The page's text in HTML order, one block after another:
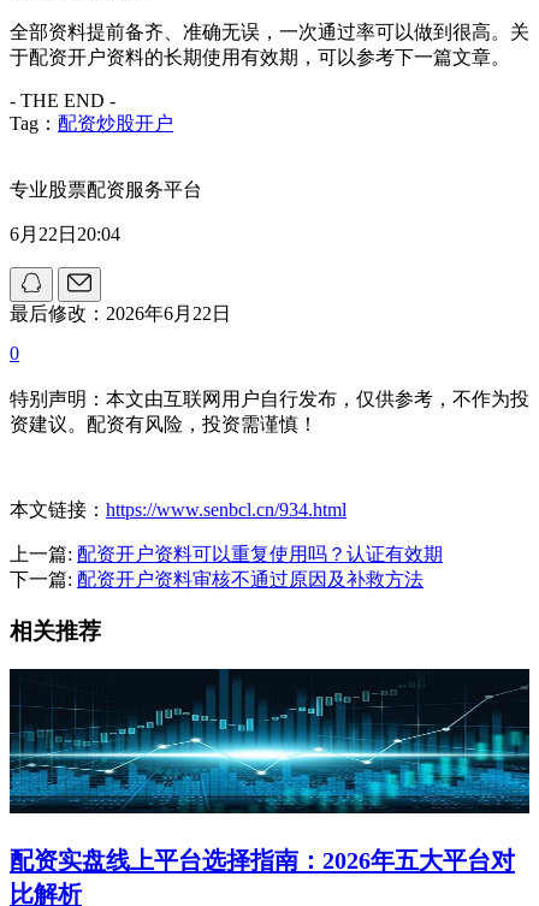
全部资料提前备齐、准确无误，一次通过率可以做到很高。关
于配资开户资料的长期使用有效期，可以参考下一篇文章。
- THE END -
Tag： 配资炒股开户
专业股票配资服务平台
6月22日20:04
最后修改：2026年6月22日
0
特别声明：本文由互联网用户自行发布，仅供参考，不作为投
资建议。配资有风险，投资需谨慎！
本文链接： https://www.senbcl.cn/934.html
上一篇: 配资开户资料可以重复使用吗？认证有效期
下一篇: 配资开户资料审核不通过原因及补救方法
相关推荐
配资实盘线上平台选择指南：2026年五大平台对
比解析